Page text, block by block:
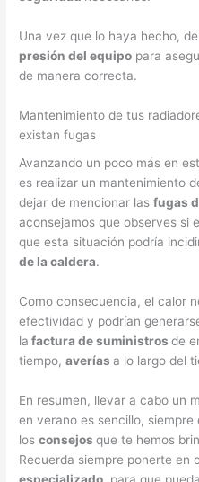
Una vez que lo haya hecho,
presión del equipo para
de manera correcta.
Mantenimiento de tus
existan fugas
Avanzando un poco más en
es realizar un mantenimiento
dejar de mencionar lasfugas
aconsejamos que observes si
que esta situación podría
de la caldera.
Como consecuencia, el calor
efectividad y podrían
la factura de suministrosde
tiempo,averíasa lo largo del
En resumen, llevar a cabo un
en verano es sencillo,
losconsejosque te hemos
Recuerda siempre ponerte